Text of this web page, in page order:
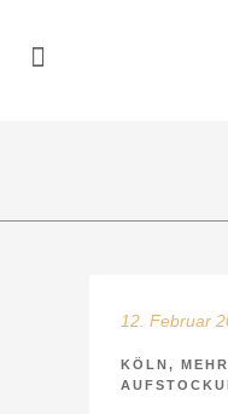
12. Februar
KÖLN,